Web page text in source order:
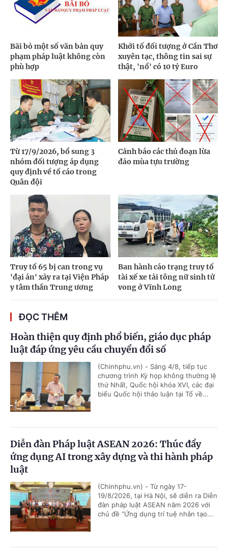
Bãi bỏ một số văn bản quy
phạm pháp luật không còn
phù hợp
Khởi tố đối tượng ở Cần Thơ
xuyên tạc, thông tin sai sự
thật, 'nổ' có 10 tỷ Euro
Từ 17/9/2026, bổ sung 3
nhóm đối tượng áp dụng
quy định về tố cáo trong
Quân đội
Cảnh báo các thủ đoạn lừa
đảo mùa tựu trường
Truy tố 65 bị can trong vụ
'đại án' xảy ra tại Viện Pháp
y tâm thần Trung ương
Ban hành cáo trạng truy tố
tài xế xe tải tông nữ sinh tử
vong ở Vĩnh Long
ĐỌC THÊM
Hoàn thiện quy định phổ biến, giáo dục pháp
luật đáp ứng yêu cầu chuyển đổi số
(Chinhphu.vn) - Sáng 4/8, tiếp tục
chương trình Kỳ họp không thường lệ
thứ Nhất, Quốc hội khóa XVI, các đại
biểu Quốc hội thảo luận tại Tổ về...
Diễn đàn Pháp luật ASEAN 2026: Thúc đẩy
ứng dụng AI trong xây dựng và thi hành pháp
luật
(Chinhphu.vn) - Từ ngày 17-
19/8/2026, tại Hà Nội, sẽ diễn ra Diễn
đàn pháp luật ASEAN năm 2026 với
chủ đề “Ứng dụng trí tuệ nhân tạo...